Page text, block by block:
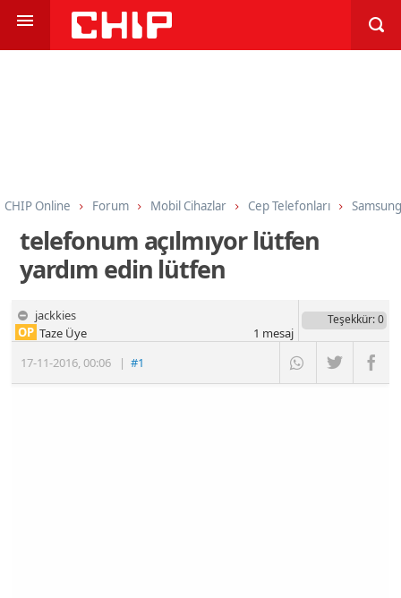
CHIP Online Forum Mobil Cihazlar Cep Telefonları Samsung
telefonum açılmıyor lütfen
yardım edin lütfen
jackkies
17-11-2016,00:06 |#1
OP Taze Üye
Teşekkür: 0
1 mesaj